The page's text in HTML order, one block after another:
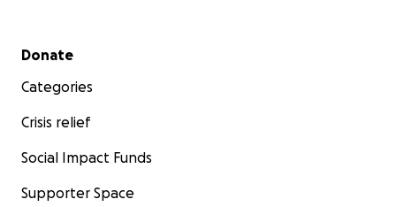
Secondary menu
Donate
Categories
Crisis relief
Social Impact Funds
Supporter Space